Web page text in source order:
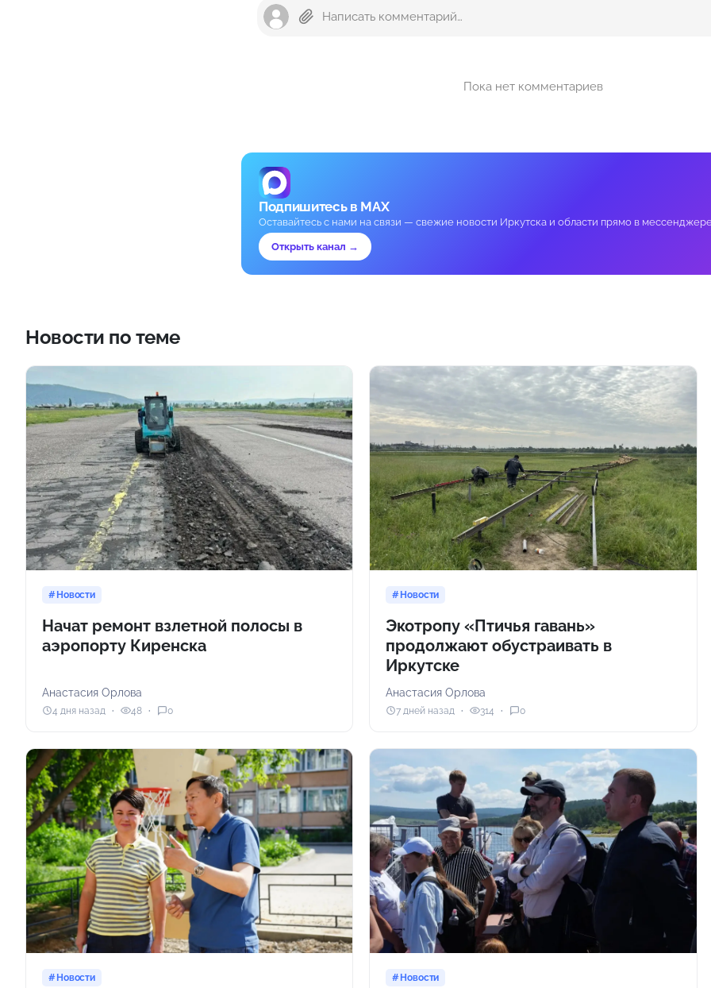
Пока нет комментариев
Подпишитесь в MAX
Оставайтесь с нами на связи — свежие новости Иркутска и области прямо в
Открыть канал →
Новости по теме
Новости
Начат ремонт взлетной полосы в
аэропорту Киренска
Анастасия Орлова
4 дня назад 48 0
Новости
Экотропу «Птичья гавань»
продолжают обустраивать в
Иркутске
Анастасия Орлова
7 дней назад 314 0
Новости Новости